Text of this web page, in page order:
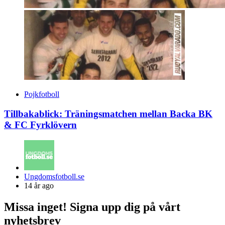
Pojkfotboll
Tillbakablick: Träningsmatchen mellan Backa BK
& FC Fyrklövern
Posted
by
Ungdomsfotboll.se
14 år ago
Missa inget! Signa upp dig på vårt
nyhetsbrev